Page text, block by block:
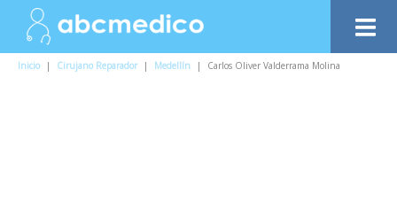
Inicio | Cirujano Reparador | Medellín | Carlos Oliver Valderrama Molina